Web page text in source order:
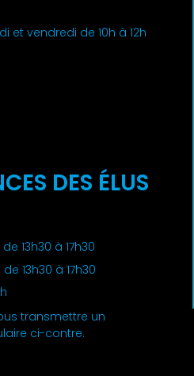
et vendredi de 10h à 12h
DES ÉLUS
13h30 à 17h30
13h30 à 17h30
transmettre un
ci-contre.